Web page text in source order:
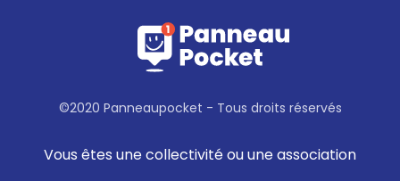
©2020 Panneaupocket - Tous droits réservés
Vous êtes une collectivité ou une association